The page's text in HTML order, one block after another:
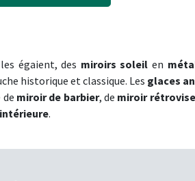
égaient, des miroirs soleil en
historique et classique. Les glaces
miroir de barbier, de miroir
.